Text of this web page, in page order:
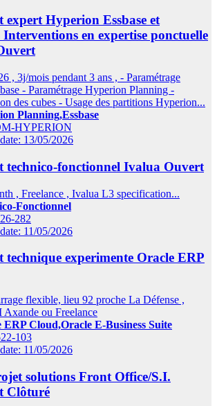
expert Hyperion Essbase et
en expertise ponctuelle
, 3j/mois pendant 3 ans , - Paramétrage
- Paramétrage Hyperion Planning -
des cubes - Usage des partitions Hyperion...
Planning,Essbase
HYPERION
13/05/2026
technico-fonctionnel Ivalua Ouvert
, Freelance , Ivalua L3 specification...
Fonctionnel
282
11/05/2026
technique experimente Oracle ERP
flexible, lieu 92 proche La Défense ,
ou Freelance
ERP Cloud,Oracle E-Business Suite
103
11/05/2026
solutions Front Office/S.I.
Clôturé